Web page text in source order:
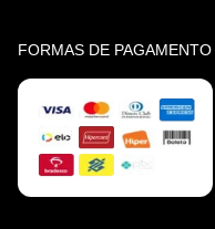
FORMAS DE PAGAMENTO